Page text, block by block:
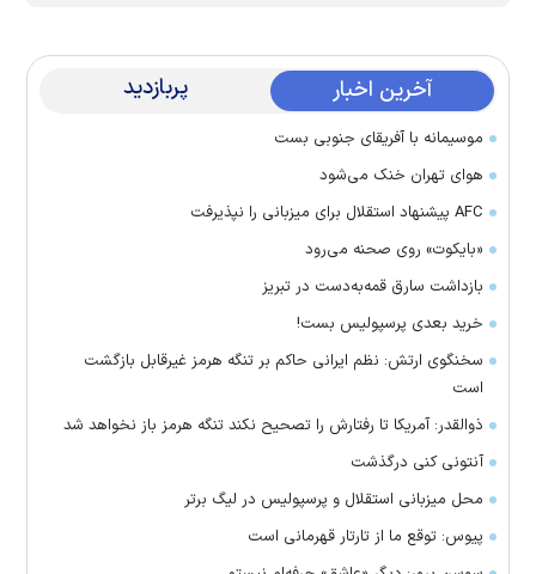
آخرین اخبار پربازدید
موسیمانه با آفریقای جنوبی بست
هوای تهران خنک می‌شود
AFC پیشنهاد استقلال برای میزبانی را نپذیرفت
«بایکوت» روی صحنه می‌رود
بازداشت سارق قمه‌به‌دست در تبریز
خرید بعدی پرسپولیس بست!
سخنگوی ارتش: نظم ایرانی حاکم بر تنگه هرمز غیرقابل بازگشت
است
ذوالقدر: آمریکا تا رفتارش را تصحیح نکند تنگه هرمز باز نخواهد شد
آنتونی کنی درگذشت
محل میزبانی استقلال و پرسپولیس در لیگ برتر
پیوس: توقع ما از تارتار قهرمانی است